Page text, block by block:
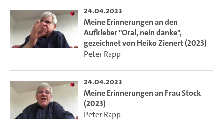
24.04.2023
Meine Erinnerungen an den
Aufkleber "Oral, nein danke",
gezeichnet von Heiko Zienert (2023)
Peter Rapp
24.04.2023
Meine Erinnerungen an Frau Stock
(2023)
Peter Rapp